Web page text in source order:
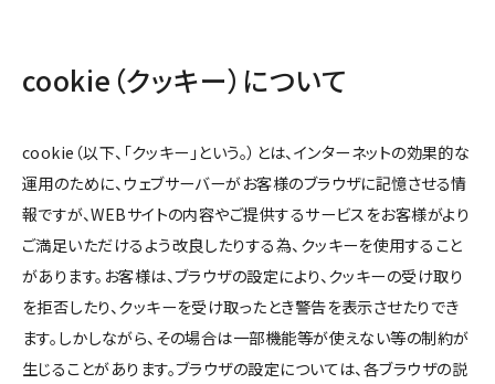
cookie（クッキー）について
cookie（以下、「クッキー」という。）とは、インターネットの効果的な
運用のために、ウェブサーバーがお客様のブラウザに記憶させる情
報ですが、WEBサイトの内容やご提供するサービスをお客様がより
ご満足いただけるよう改良したりする為、クッキーを使用すること
があります。お客様は、ブラウザの設定により、クッキーの受け取り
を拒否したり、クッキーを受け取ったとき警告を表示させたりでき
ます。しかしながら、その場合は一部機能等が使えない等の制約が
生じることがあります。ブラウザの設定については、各ブラウザの説